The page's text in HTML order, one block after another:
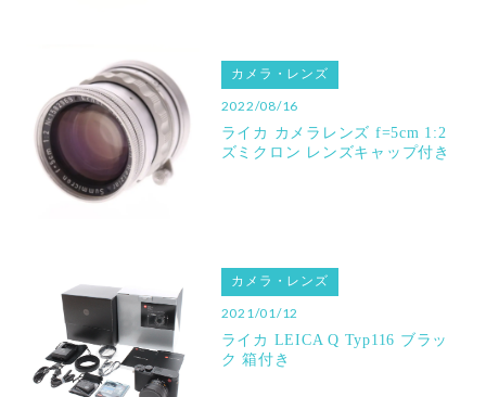
カメラ・レンズ
2022/08/16
ライカ カメラレンズ f=5cm 1:2
ズミクロン レンズキャップ付き
カメラ・レンズ
2021/01/12
ライカ LEICA Q Typ116 ブラッ
ク 箱付き